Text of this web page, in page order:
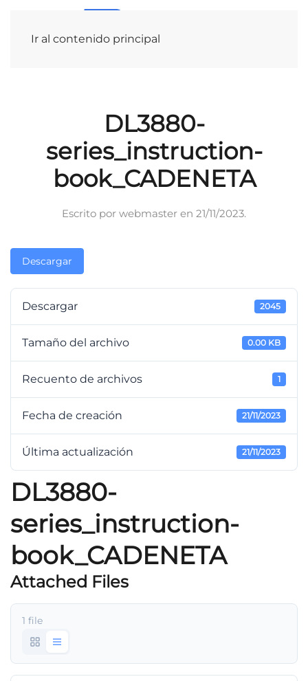
Ir al contenido principal
DL3880-
series_instruction-
book_CADENETA
Escrito por webmaster en 21/11/2023.
Descargar
Descargar 2045
Tamaño del archivo 0.00 KB
Recuento de archivos 1
Fecha de creación 21/11/2023
Última actualización 21/11/2023
DL3880-
series_instruction-
book_CADENETA
Attached Files
1 file